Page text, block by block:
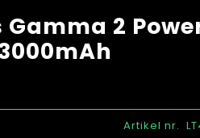
Gamma 2
Artikel nr.